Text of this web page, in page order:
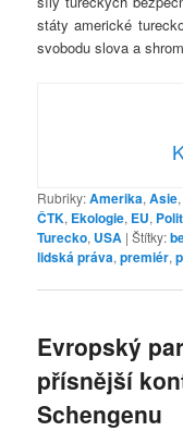
státy americké
svobodu slova a
Rubriky:Amerika,Asie,
ČTK, Ekologie, EU,
Turecko, USA |Štítky:
lidská práva,premiér,
Evropský
přísnější
Schengenu